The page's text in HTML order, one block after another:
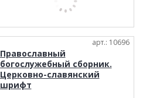
арт.: 10696
Православный
богослужебный сборник.
Церковно-славянский
шрифт